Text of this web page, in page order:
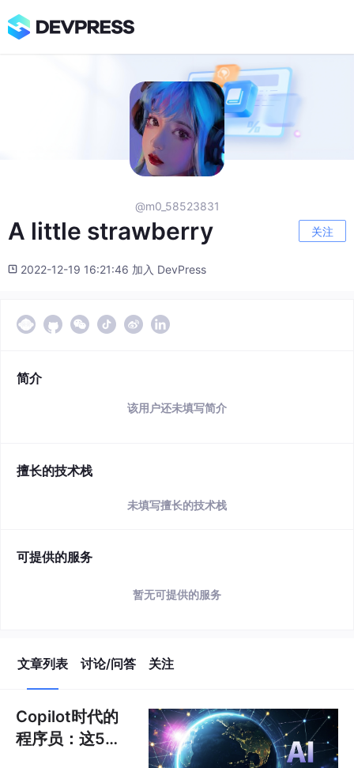
@m0_58523831
A little strawberry 关注
2022-12-19 16:21:46 加入 DevPress
简介
该用户还未填写简介
擅长的技术栈
未填写擅长的技术栈
可提供的服务
暂无可提供的服务
文章列表 讨论/问答 关注
Copilot时代的
程序员：这5个